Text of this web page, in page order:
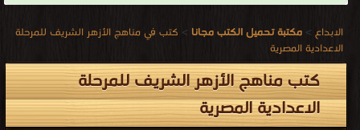
الابداع > مكتبة تحميل الكتب مجانا > كتب في مناهج الأزهر الشريف للمرحلة
الاعدادية المصرية
كتب مناهج الأزهر الشريف للمرحلة
الاعدادية المصرية